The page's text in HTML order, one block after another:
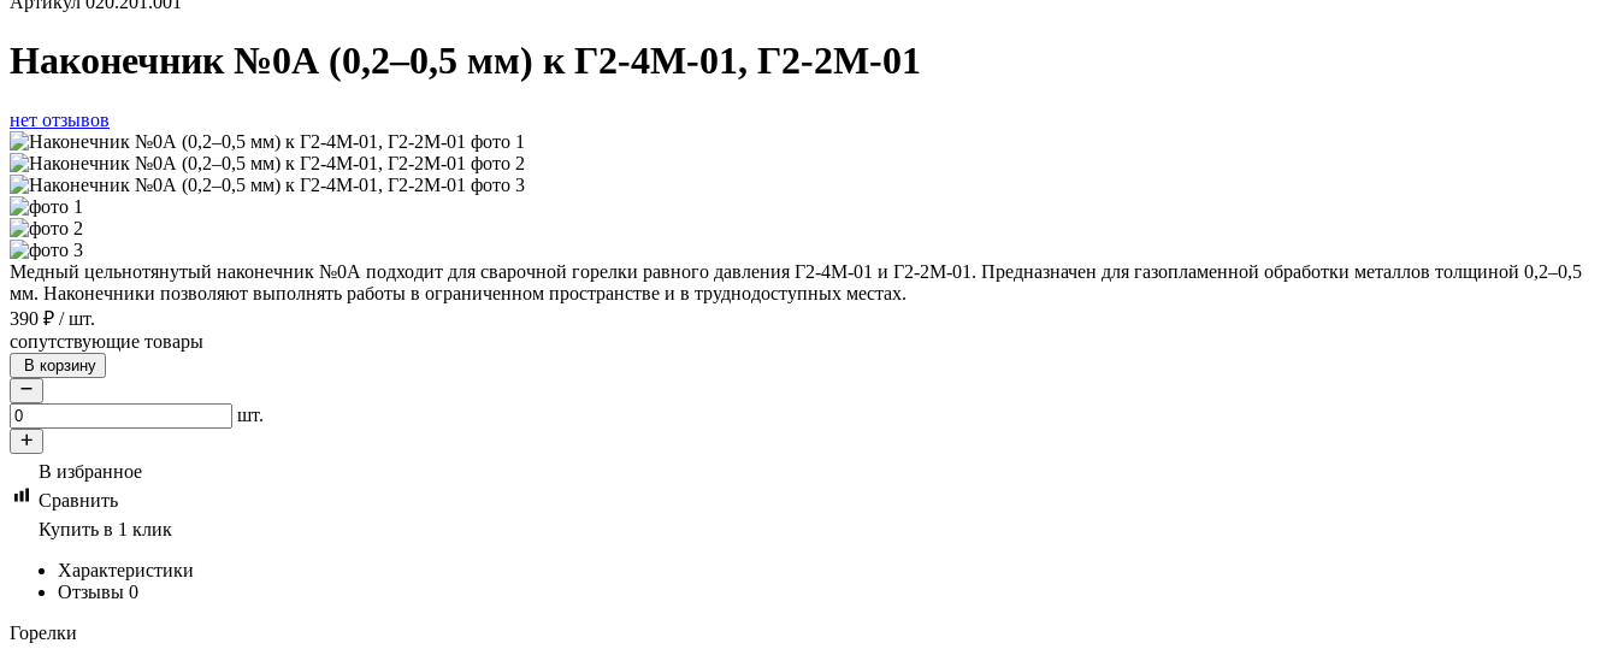
Наконечник №0А (0,2–0,5 мм) к Г2-4М-01, Г2-2М-01
нет отзывов
Медный цельнотянутый наконечник №0А подходит для сварочной горелки равного давления Г2-4М-01 и Г2-2М-01. Предназначен для газопламенной обработки металлов толщиной 0,2–0,5
мм. Наконечники позволяют выполнять работы в ограниченном пространстве и в труднодоступных местах.
390 ₽ /шт.
сопутствующие товары
В корзину
шт.
В избранное
Сравнить
Купить в 1 клик
Характеристики
Отзывы 0
Горелки